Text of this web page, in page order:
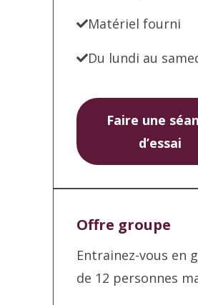
Matériel fourni
Du lundi au
Faire une
d’essai
Offre groupe
Entrainez-vous en
de 12 personnes